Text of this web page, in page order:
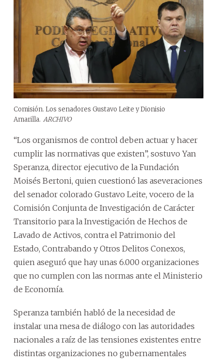
Comisión. Los senadores Gustavo Leite y Dionisio
Amarilla. ARCHIVO
“Los organismos de control deben actuar y hacer
cumplir las normativas que existen”, sostuvo Yan
Speranza, director ejecutivo de la Fundación
Moisés Bertoni, quien cuestionó las aseveraciones
del senador colorado Gustavo Leite, vocero de la
Comisión Conjunta de Investigación de Carácter
Transitorio para la Investigación de Hechos de
Lavado de Activos, contra el Patrimonio del
Estado, Contrabando y Otros Delitos Conexos,
quien aseguró que hay unas 6.000 organizaciones
que no cumplen con las normas ante el Ministerio
de Economía.
Speranza también habló de la necesidad de
instalar una mesa de diálogo con las autoridades
nacionales a raíz de las tensiones existentes entre
distintas organizaciones no gubernamentales